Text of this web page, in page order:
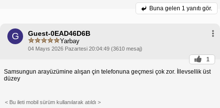
Buna gelen 1 yanıtı gör.
G Guest-0EAD46D6B
Yarbay
04 Mayıs 2026 Pazartesi 20:04:49 (3610 mesaj)
1
Samsungun arayüzümine alışan çin telefonuna geçmesi çok zor. İllevsellik üst
düzey
< Bu ileti mobil sürüm kullanılarak atıldı >